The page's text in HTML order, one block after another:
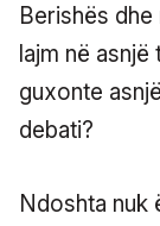
Berishës
lajm në
guxonte
debati?
Ndoshta nuk